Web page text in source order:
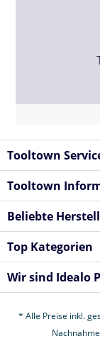
Tooltown
Tooltown
Beliebte
Top Kategorien
Wir sind Idealo
* Alle Preise inkl.